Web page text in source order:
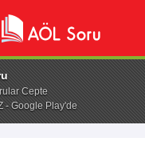
Cepte
- Google Play'de